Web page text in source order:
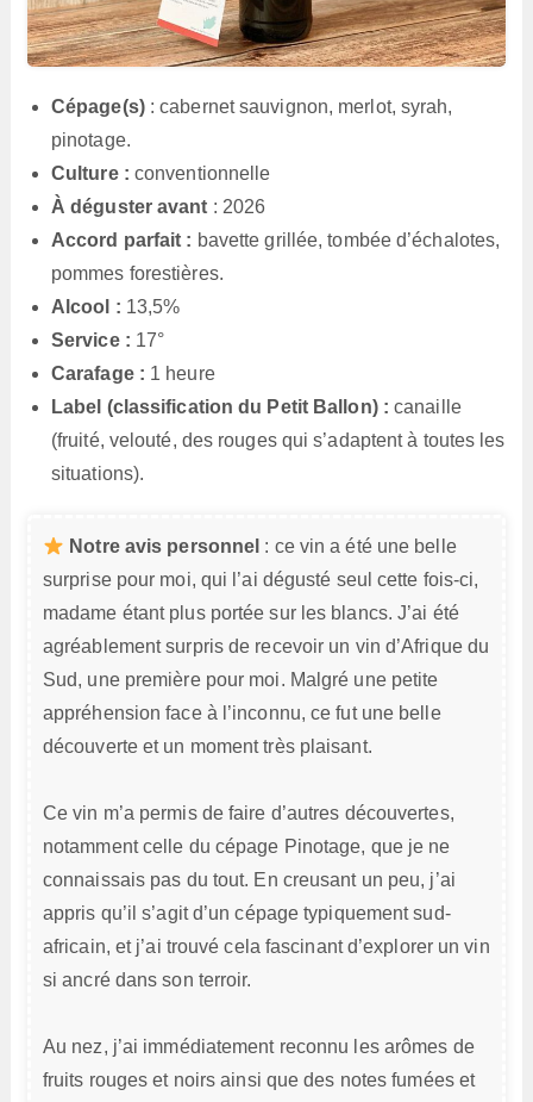
Cépage(s) : cabernet sauvignon, merlot, syrah,
pinotage.
Culture : conventionnelle
À déguster avant : 2026
Accord parfait : bavette grillée, tombée d’échalotes,
pommes forestières.
Alcool : 13,5%
Service : 17°
Carafage : 1 heure
Label (classification du Petit Ballon) : canaille
(fruité, velouté, des rouges qui s’adaptent à toutes les
situations).
Notre avis personnel : ce vin a été une belle
surprise pour moi, qui l’ai dégusté seul cette fois-ci,
madame étant plus portée sur les blancs. J’ai été
agréablement surpris de recevoir un vin d’Afrique du
Sud, une première pour moi. Malgré une petite
appréhension face à l’inconnu, ce fut une belle
découverte et un moment très plaisant.
Ce vin m’a permis de faire d’autres découvertes,
notamment celle du cépage Pinotage, que je ne
connaissais pas du tout. En creusant un peu, j’ai
appris qu’il s’agit d’un cépage typiquement sud-
africain, et j’ai trouvé cela fascinant d’explorer un vin
si ancré dans son terroir.
Au nez, j’ai immédiatement reconnu les arômes de
fruits rouges et noirs ainsi que des notes fumées et